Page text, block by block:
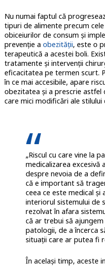
Nu numai faptul că
tipuri de alimente precum
obiceiurilor de consum și
prevenție a obezității, este o
terapeutică a acestei boli.
tratamente și intervenții
eficacitatea pe termen scurt.
în ce mai accesibile, apare
obezitatea și a prescrie astfel
care mici modificări ale
„Riscul cu care vine la
medicalizarea excesivă
despre nevoia de a
că e important să
ceea ce este medical și
interiorul sistemului de
rezolvat în afara
că ar trebui să
patologii, de a încerca
situații care ar putea fi
În același timp, aceste